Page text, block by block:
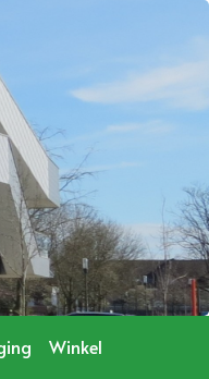
Winkel